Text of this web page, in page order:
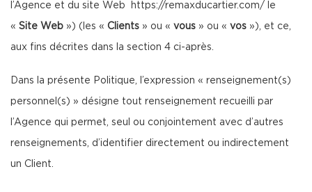
l’Agence et du site Web https://remaxducartier.com/ le
« Site Web ») (les « Clients » ou « vous » ou « vos »), et ce,
aux fins décrites dans la section 4 ci-après.
Dans la présente Politique, l’expression « renseignement(s)
personnel(s) » désigne tout renseignement recueilli par
l’Agence qui permet, seul ou conjointement avec d’autres
renseignements, d’identifier directement ou indirectement
un Client.